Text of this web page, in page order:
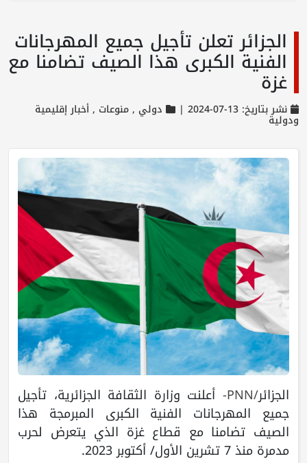
الجزائر تعلن تأجيل جميع المهرجانات
الفنية الكبرى هذا الصيف تضامنا مع
غزة
نشر بتاريخ: 13-07-2024 | دولي ,منوعات ,أخبار إقليمية
ودولية
الجزائر/PNN- أعلنت وزارة الثقافة الجزائرية، تأجيل
جميع المهرجانات الفنية الكبرى المبرمجة هذا
الصيف تضامنا مع قطاع غزة الذي يتعرض لحرب
مدمرة منذ 7 تشرين الأول/ أكتوبر 2023.